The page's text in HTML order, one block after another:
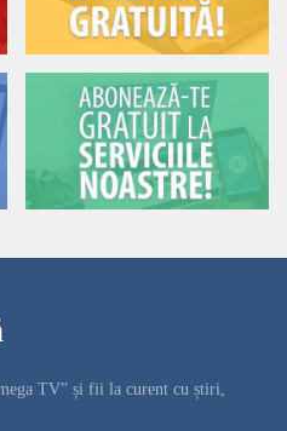
TV” și fii la curent cu știri,